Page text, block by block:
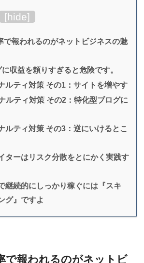
[hide]
で報われるのがネットビジネスの魅
収益を頼りすぎると危険です。
ルティ対策 その1：サイトを増やす
ルティ対策 その2：特化型ブログに
ルティ対策 その3：逆にいけるとこ
ターはリスク分散をとにかく実践す
継続的にしっかり稼ぐには『スキ
グ』ですよ
で報われるのがネットビ